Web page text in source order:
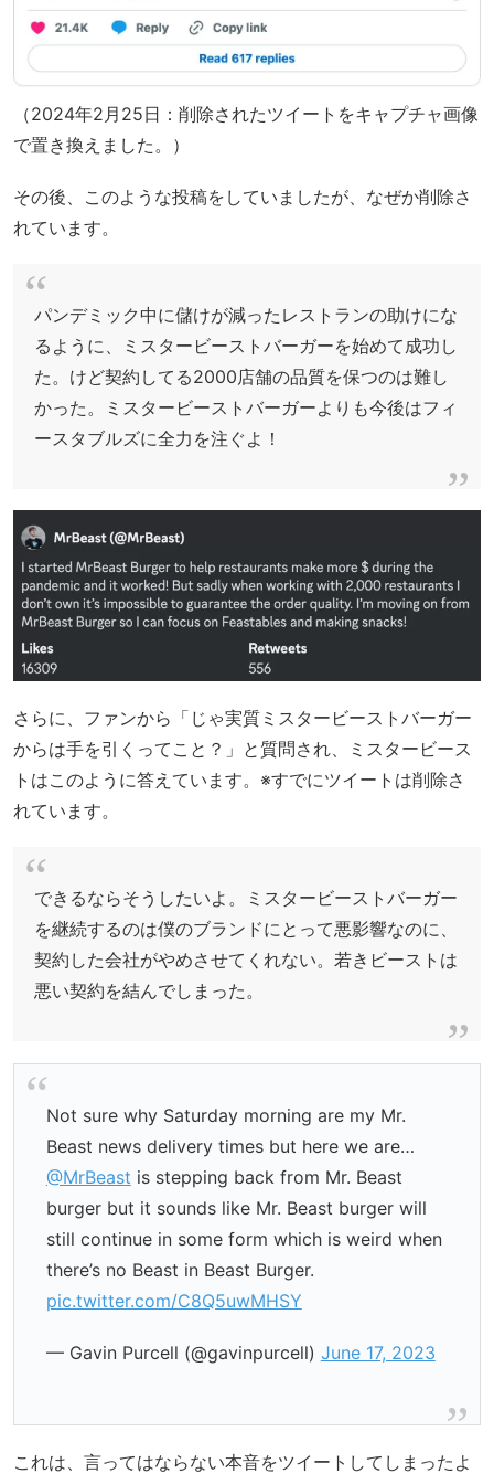
（2024年2月25日：削除されたツイートをキャプチャ画像
で置き換えました。）
その後、このような投稿をしていましたが、なぜか削除さ
れています。
パンデミック中に儲けが減ったレストランの助けにな
るように、ミスタービーストバーガーを始めて成功し
た。けど契約してる2000店舗の品質を保つのは難し
かった。ミスタービーストバーガーよりも今後はフィ
ースタブルズに全力を注ぐよ！
さらに、ファンから「じゃ実質ミスタービーストバーガー
からは手を引くってこと？」と質問され、ミスタービース
トはこのように答えています。※すでにツイートは削除さ
れています。
できるならそうしたいよ。ミスタービーストバーガー
を継続するのは僕のブランドにとって悪影響なのに、
契約した会社がやめさせてくれない。若きビーストは
悪い契約を結んでしまった。
Not sure why Saturday morning are my Mr.
Beast news delivery times but here we are…
@MrBeast is stepping back from Mr. Beast
burger but it sounds like Mr. Beast burger will
still continue in some form which is weird when
there’s no Beast in Beast Burger.
pic.twitter.com/C8Q5uwMHSY
— Gavin Purcell (@gavinpurcell) June 17, 2023
これは、言ってはならない本音をツイートしてしまったよ